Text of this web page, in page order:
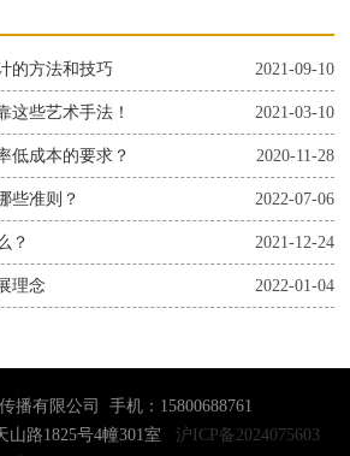
2021-09-10
的方法和技巧
2021-03-10
这些艺术手法！
2020-11-28
低成本的要求？
2022-07-06
些准则？
2021-12-24
？
2022-01-04
理念
播有限公司 手机：15800688761
山路1825号4幢301室 沪ICP备2024075603